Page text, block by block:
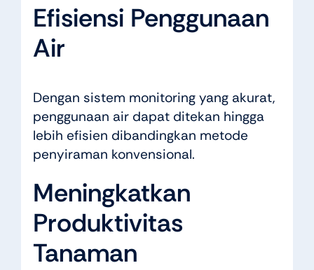
Efisiensi Penggunaan
Air
Dengan sistem monitoring yang akurat,
penggunaan air dapat ditekan hingga
lebih efisien dibandingkan metode
penyiraman konvensional.
Meningkatkan
Produktivitas
Tanaman